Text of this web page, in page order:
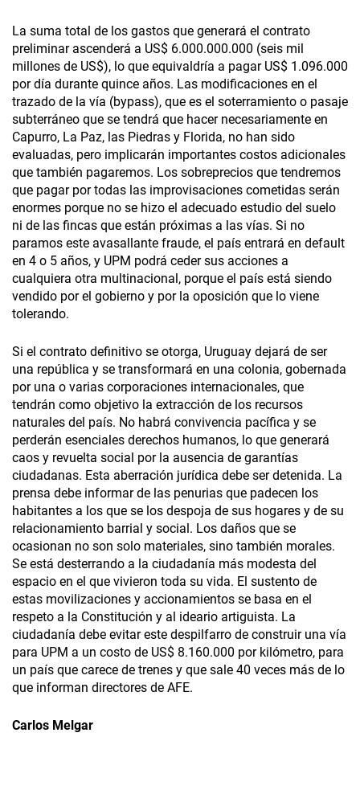
La suma total de los gastos que generará el contrato
preliminar ascenderá a US$ 6.000.000.000 (seis mil
millones de US$), lo que equivaldría a pagar US$ 1.096.000
por día durante quince años. Las modificaciones en el
trazado de la vía (bypass), que es el soterramiento o pasaje
subterráneo que se tendrá que hacer necesariamente en
Capurro, La Paz, las Piedras y Florida, no han sido
evaluadas, pero implicarán importantes costos adicionales
que también pagaremos. Los sobreprecios que tendremos
que pagar por todas las improvisaciones cometidas serán
enormes porque no se hizo el adecuado estudio del suelo
ni de las fincas que están próximas a las vías. Si no
paramos este avasallante fraude, el país entrará en default
en 4 o 5 años, y UPM podrá ceder sus acciones a
cualquiera otra multinacional, porque el país está siendo
vendido por el gobierno y por la oposición que lo viene
tolerando.
Si el contrato definitivo se otorga, Uruguay dejará de ser
una república y se transformará en una colonia, gobernada
por una o varias corporaciones internacionales, que
tendrán como objetivo la extracción de los recursos
naturales del país. No habrá convivencia pacífica y se
perderán esenciales derechos humanos, lo que generará
caos y revuelta social por la ausencia de garantías
ciudadanas. Esta aberración jurídica debe ser detenida. La
prensa debe informar de las penurias que padecen los
habitantes a los que se los despoja de sus hogares y de su
relacionamiento barrial y social. Los daños que se
ocasionan no son solo materiales, sino también morales.
Se está desterrando a la ciudadanía más modesta del
espacio en el que vivieron toda su vida. El sustento de
estas movilizaciones y accionamientos se basa en el
respeto a la Constitución y al ideario artiguista. La
ciudadanía debe evitar este despilfarro de construir una vía
para UPM a un costo de US$ 8.160.000 por kilómetro, para
un país que carece de trenes y que sale 40 veces más de lo
que informan directores de AFE.
Carlos Melgar